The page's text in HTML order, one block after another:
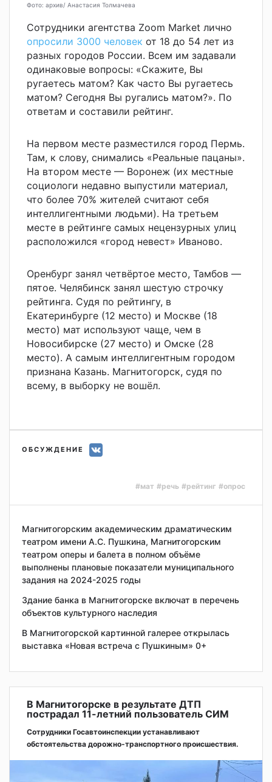
Фото: архив/ Анастасия Толмачева
Сотрудники агентства Zoom Market лично
опросили 3000 человек от 18 до 54 лет из
разных городов России. Всем им задавали
одинаковые вопросы: «Скажите, Вы
ругаетесь матом? Как часто Вы ругаетесь
матом? Сегодня Вы ругались матом?». По
ответам и составили рейтинг.
На первом месте разместился город Пермь.
Там, к слову, снимались «Реальные пацаны».
На втором месте — Воронеж (их местные
социологи недавно выпустили материал,
что более 70% жителей считают себя
интеллигентными людьми). На третьем
месте в рейтинге самых нецензурных улиц
расположился «город невест» Иваново.
Оренбург занял четвёртое место, Тамбов —
пятое. Челябинск занял шестую строчку
рейтинга. Судя по рейтингу, в
Екатеринбурге (12 место) и Москве (18
место) мат используют чаще, чем в
Новосибирске (27 место) и Омске (28
место). А самым интеллигентным городом
признана Казань. Магнитогорск, судя по
всему, в выборку не вошёл.
ОБСУЖДЕНИЕ
#мат #речь #рейтинг #опрос
Магнитогорским академическим драматическим
театром имени А.C. Пушкина, Магнитогорским
театром оперы и балета в полном объёме
выполнены плановые показатели муниципального
задания на 2024-2025 годы
Здание банка в Магнитогорске включат в перечень
объектов культурного наследия
В Магнитогорской картинной галерее открылась
выставка «Новая встреча с Пушкиным» 0+
В Магнитогорске в результате ДТП
пострадал 11-летний пользователь СИМ
Сотрудники Госавтоинспекции устанавливают
обстоятельства дорожно-транспортного происшествия.